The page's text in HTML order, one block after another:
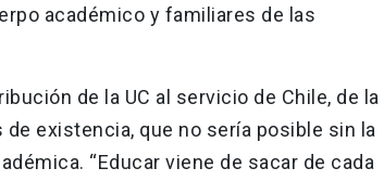
académico y familiares de las
de la UC al servicio de Chile, de la
existencia, que no sería posible sin la
“Educar viene de sacar de cada